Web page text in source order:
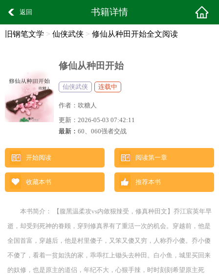
返回 书籍详情
旧钢笔文学 > 仙侠武侠 > 修仙从种田开始全文阅读
修仙从种田开始
仙侠武侠 连载中
作者： 吹糖人
更新： 2026-05-03 07:42:11
最新： 60、060强者交战
开始阅读 阅读第一章
收藏本书 推荐本书
本书简介： 【腹黑温柔攻vs内敛狠辣受，修真种田文】乔江宸英年早
逝，却受到死神的眷顾，穿到修真界有了重活一次的机会。穿越前，他是
全国首富，穿越后，他是村里傻子，又笨又傻又穷，人称乔小傻。乔小傻
不傻了，看着一贫如洗的家，乖乖扛上锄头去种田。白小鱼，城里买回来
的奴修，也是原主的道侣，年纪不大，心狠手辣，时时刻刻希望原主死